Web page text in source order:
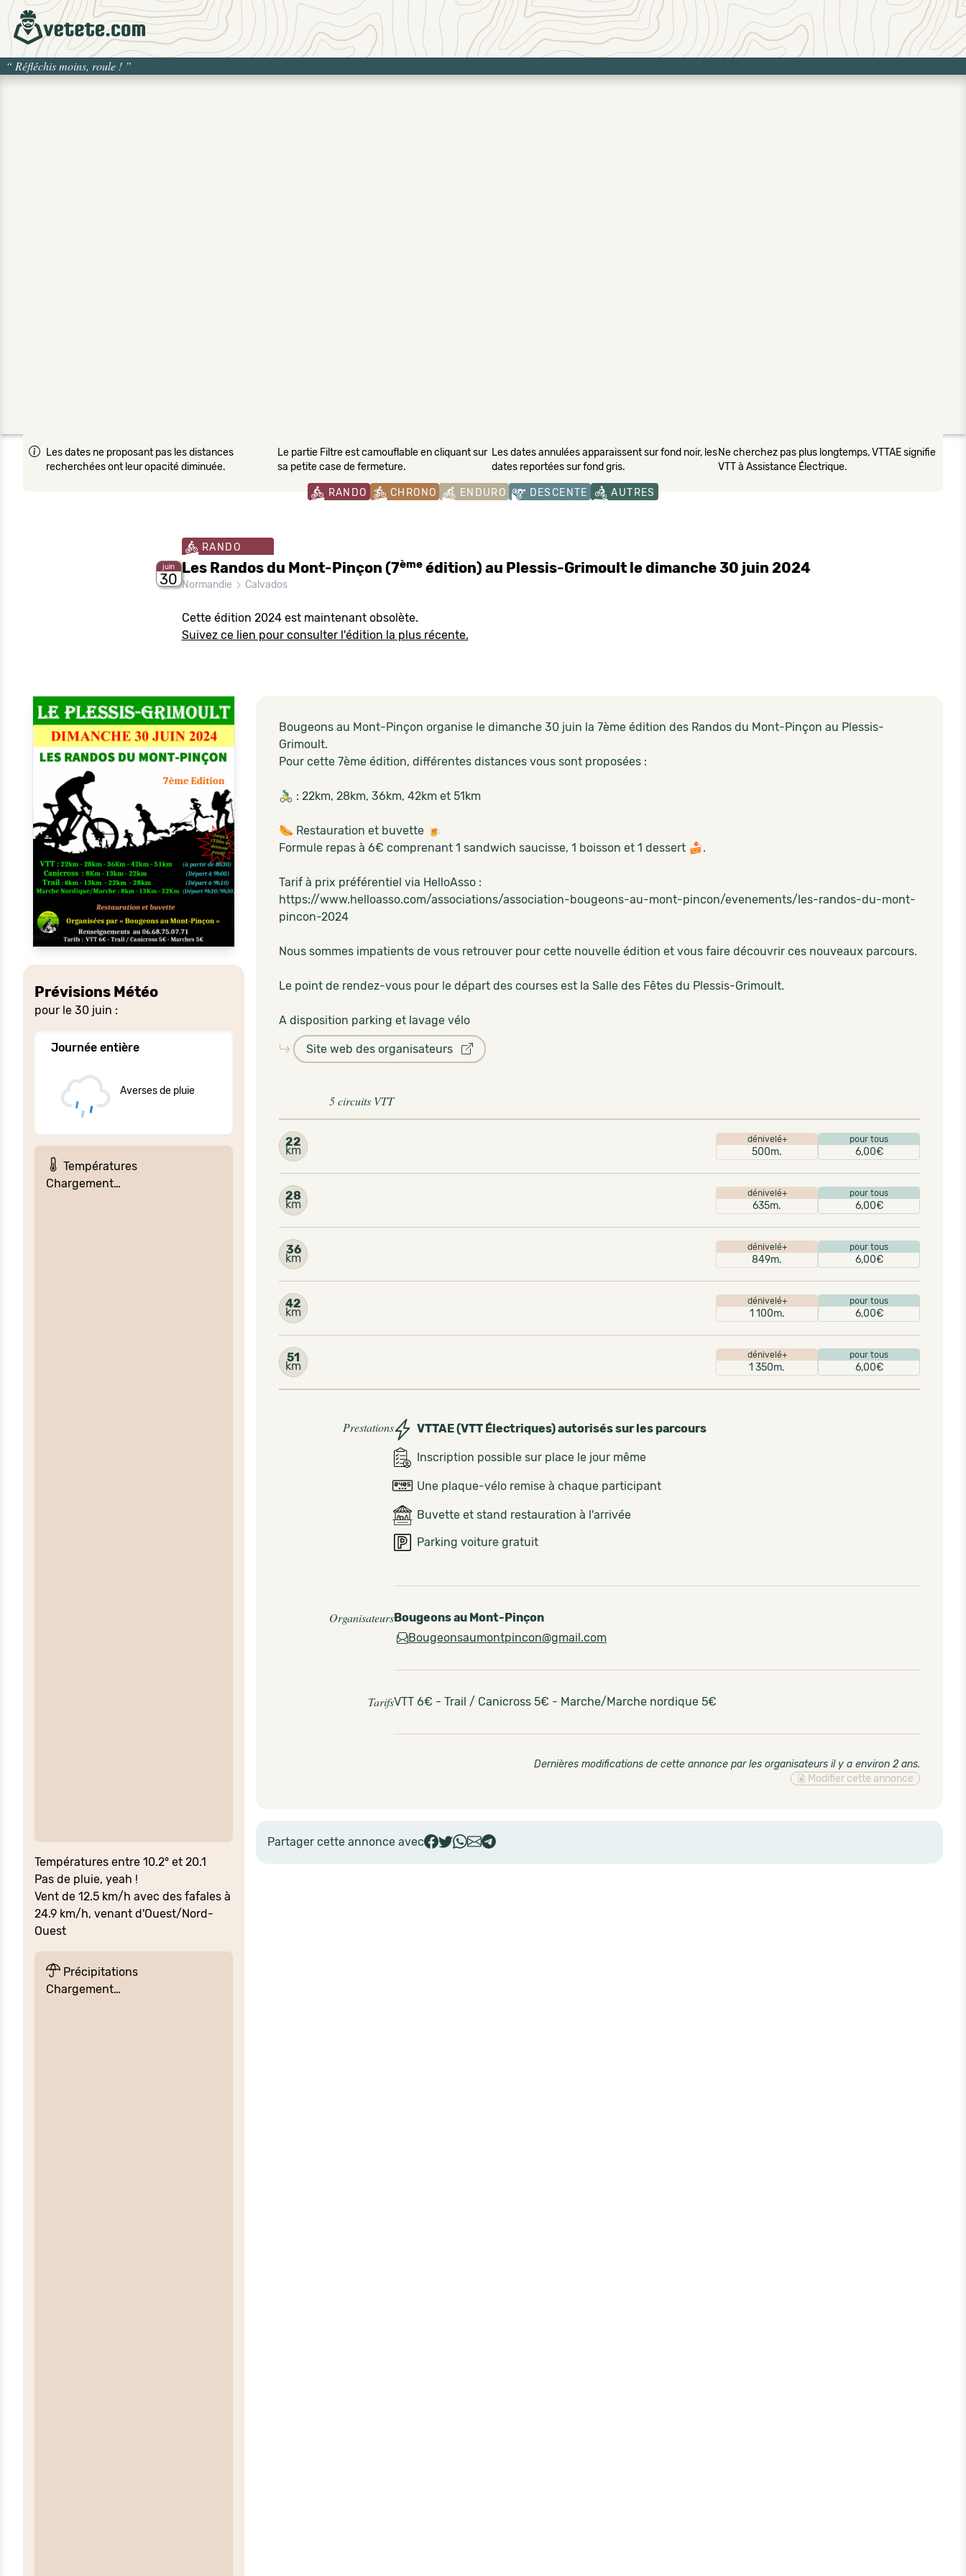
“ Réfléchis moins, roule ! ”
Les dates ne proposant pas les distances
recherchées ont leur opacité diminuée.
Le partie Filtre est camouflable en cliquant sur
sa petite case de fermeture.
Les dates annulées apparaissent sur fond noir, les
dates reportées sur fond gris.
Ne cherchez pas plus longtemps, VTTAE signifie
VTT à Assistance Électrique.
RANDO CHRONO ENDURO DESCENTE AUTRES
juin
30
RANDO
Les Randos du Mont-Pinçon (7èmeédition) au Plessis-Grimoult le dimanche 30 juin 2024
Normandie Calvados
Cette édition 2024 est maintenant obsolète.
Suivez ce lien pour consulter l'édition la plus récente.
Prévisions Météo
pour le 30 juin :
Journée entière
Averses de pluie
Températures
Chargement…
Températures entre 10.2° et 20.1
Pas de pluie, yeah !
Vent de 12.5 km/h avec des fafales à
24.9 km/h, venant d'Ouest/Nord-
Ouest
Précipitations
Chargement…
Bougeons au Mont-Pinçon organise le dimanche 30 juin la 7ème édition des Randos du Mont-Pinçon au Plessis-
Grimoult.
Pour cette 7ème édition, différentes distances vous sont proposées :
🚴‍♂️ : 22km, 28km, 36km, 42km et 51km
🌭 Restauration et buvette 🍺
Formule repas à 6€ comprenant 1 sandwich saucisse, 1 boisson et 1 dessert 🍰.
Tarif à prix préférentiel via HelloAsso :
https://www.helloasso.com/associations/association-bougeons-au-mont-pincon/evenements/les-randos-du-mont-
pincon-2024
Nous sommes impatients de vous retrouver pour cette nouvelle édition et vous faire découvrir ces nouveaux parcours.
Le point de rendez-vous pour le départ des courses est la Salle des Fêtes du Plessis-Grimoult.
A disposition parking et lavage vélo
Site web des organisateurs
5 circuits VTT
22
km
dénivelé+
500m.
pour tous
6,00€
28
km
dénivelé+
635m.
pour tous
6,00€
36
km
dénivelé+
849m.
pour tous
6,00€
42
km
dénivelé+
1 100m.
pour tous
6,00€
51
km
dénivelé+
1 350m.
pour tous
6,00€
Prestations VTTAE (VTT Électriques) autorisés sur les parcours
Inscription possible sur place le jour même
Une plaque-vélo remise à chaque participant
Buvette et stand restauration à l'arrivée
Parking voiture gratuit
OrganisateursBougeons au Mont-Pinçon
Bougeonsaumontpincon@gmail.com
TarifsVTT 6€ - Trail / Canicross 5€ - Marche/Marche nordique 5€
Dernières modifications de cette annonce par les organisateurs il y a environ 2 ans.
Modifier cette annonce
Partager cette annonce avec